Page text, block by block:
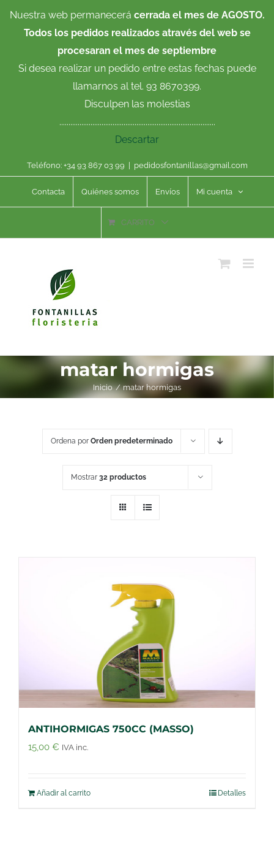
Nuestra web permanecerá cerrada el mes de AGOSTO.
Todos los pedidos realizados através del web se
procesaran el mes de septiembre
Si desea realizar un pedido entre estas fechas puede
llamarnos al tel. 93 8670399.
Disculpen las molestias
.....................................................................................
Descartar
Teléfono: +34 93 867 03 99 pedidosfontanillas@gmail.com
Contacta Quiénes somos Envíos Mi cuenta
CARRITO
matar hormigas
Inicio matar hormigas
Ordena por Orden predeterminado
Mostrar 32 productos
ANTIHORMIGAS 750CC (MASSO)
15,00 € IVA inc.
Añadir al carrito Detalles